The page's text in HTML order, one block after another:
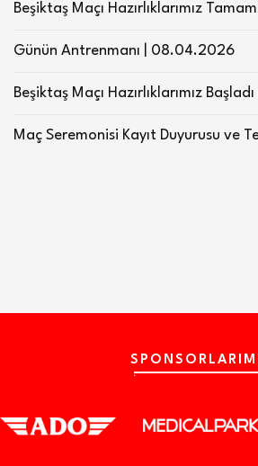
Beşiktaş Maçı Hazırlıklarımız
Günün Antrenmanı | 08.04.2026
Beşiktaş Maçı Hazırlıklarımız Başladı
Maç Seremonisi Kayıt Duyurusu ve